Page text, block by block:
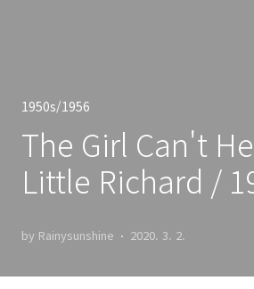
1950s/1956
The Girl Can't
Little Richard /
by Rainysunshine 2020. 3. 2.